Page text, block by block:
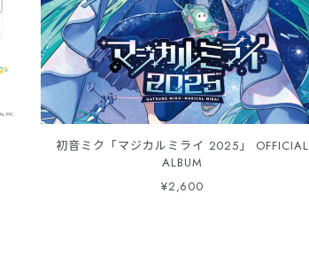
初音ミク「マジカルミライ 2025」 OFFICIAL
ALBUM
¥2,600